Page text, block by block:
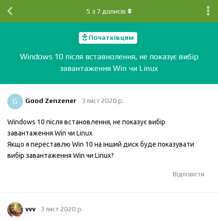
Початківцям
Windows 10 після вставнолення, не показує вибір
завантаження Win чи Linux
5 з 7 дописів
G Good Zenzener 3 лист 2020 р.
Windows 10 після встановлення, не показує вибір
завантаження Win чи Linux
Якщо я переставлю Win 10 на інший диск буде показувати
вибір завантаження Win чи Linux?
Відповісти
vvv 3 лист 2020 р.